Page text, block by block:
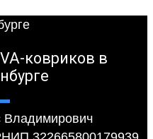
ковриков в